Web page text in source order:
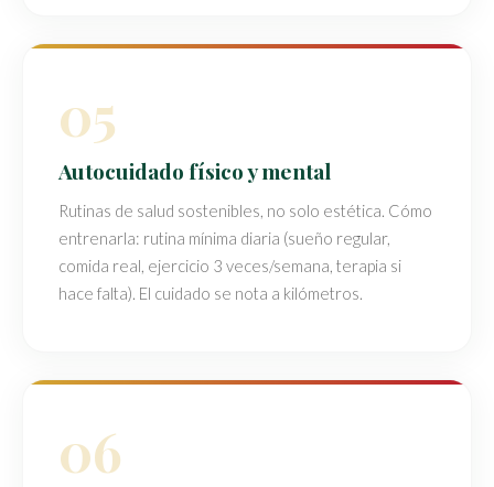
05
Autocuidado físico y mental
Rutinas de salud sostenibles, no solo estética. Cómo
entrenarla: rutina mínima diaria (sueño regular,
comida real, ejercicio 3 veces/semana, terapia si
hace falta). El cuidado se nota a kilómetros.
06